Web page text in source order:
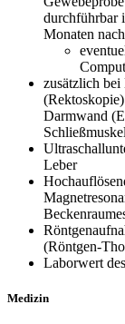
durchführbar
Monaten
zusätzlich bei
Darmwand
Leber
(Röntgen-
Laborwert
Medizin